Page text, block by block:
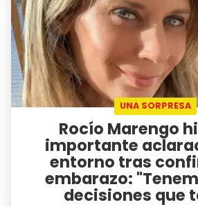
UNA SORPRESA
Rocío Marengo
importante
entorno tras
embarazo:
decisiones que